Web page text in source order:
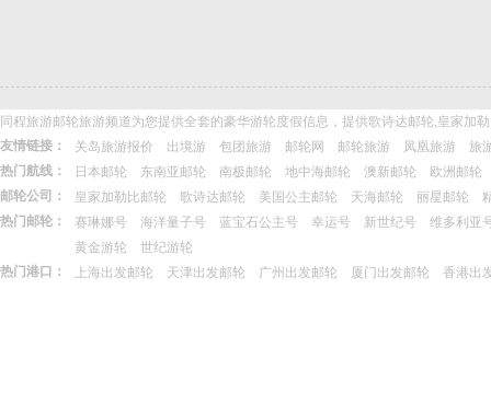
同程旅游邮轮旅游频道为您提供全套的豪华游轮度假信息，提供歌诗达邮轮,皇家
友情链接：
关岛旅游报价 出境游 包团旅游 邮轮网 邮轮旅游 凤凰旅游
旅
热门航线：
日本邮轮 东南亚邮轮 南极邮轮 地中海邮轮 澳新邮轮
欧洲邮轮
邮轮公司：
皇家加勒比邮轮 歌诗达邮轮 美国公主邮轮 天海邮轮 丽星邮轮
热门邮轮：
赛琳娜号 海洋量子号 蓝宝石公主号 幸运号 新世纪号
维多利亚
黄金游轮
世纪游轮
热门港口：
上海出发邮轮 天津出发邮轮 广州出发邮轮 厦门出发邮轮 香港出